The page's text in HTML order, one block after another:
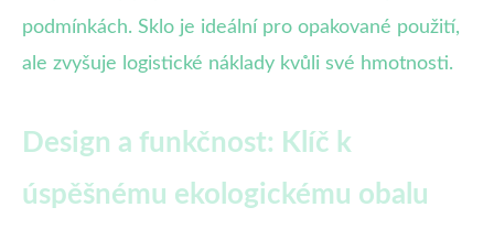
podmínkách. Sklo je ideální pro opakované použití,
ale zvyšuje logistické náklady kvůli své hmotnosti.
Design a funkčnost: Klíč k
úspěšnému ekologickému obalu